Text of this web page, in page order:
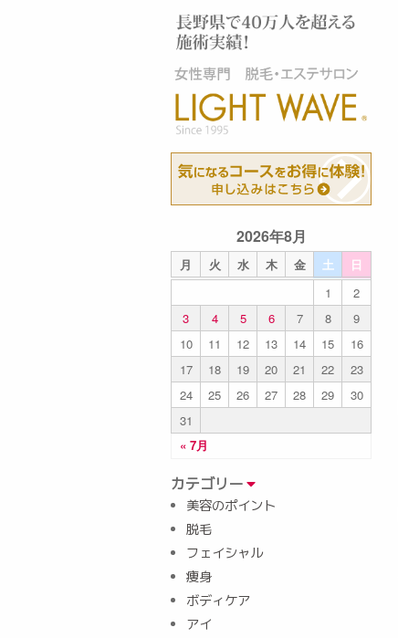
2026年8月
月 火 水 木 金 土 日
« 7月
1
2
3
4 5 6 7 8
9
10
11 12 13 14 15
16
17
18 19 20 21 22
23
24
25 26 27 28 29
30
31
カテゴリー
美容のポイント
脱毛
フェイシャル
痩身
ボディケア
アイ